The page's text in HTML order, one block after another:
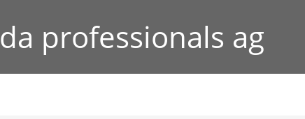
da professionals ag